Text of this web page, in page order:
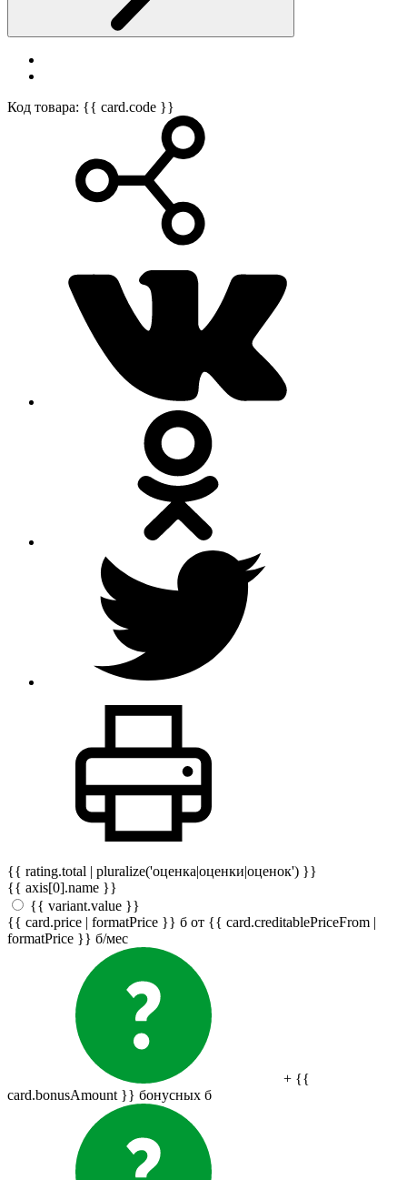
Код товара: {{ card.code }}
{{ rating.total | pluralize('оценка|оценки|оценок') }}
{{ axis[0].name }}
{{ variant.value }}
{{ card.price | formatPrice }} б от {{ card.creditablePriceFrom |
formatPrice }} б/мес
+ {{
card.bonusAmount }} бонусных б